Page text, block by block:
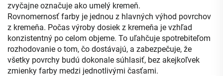
zvyčajne označuje ako umelý kremeň.
Rovnomernosť farby je jednou z hlavných výhod povrchov
z kremeňa. Počas výroby dosiek z kremeňa je vzhľad
konzistentný po celom objeme. To uľahčuje spotrebiteľom
rozhodovanie o tom, čo dostávajú, a zabezpečuje, že
všetky povrchy budú dokonale súhlasiť, bez akejkoľvek
zmienky farby medzi jednotlivými časťami.